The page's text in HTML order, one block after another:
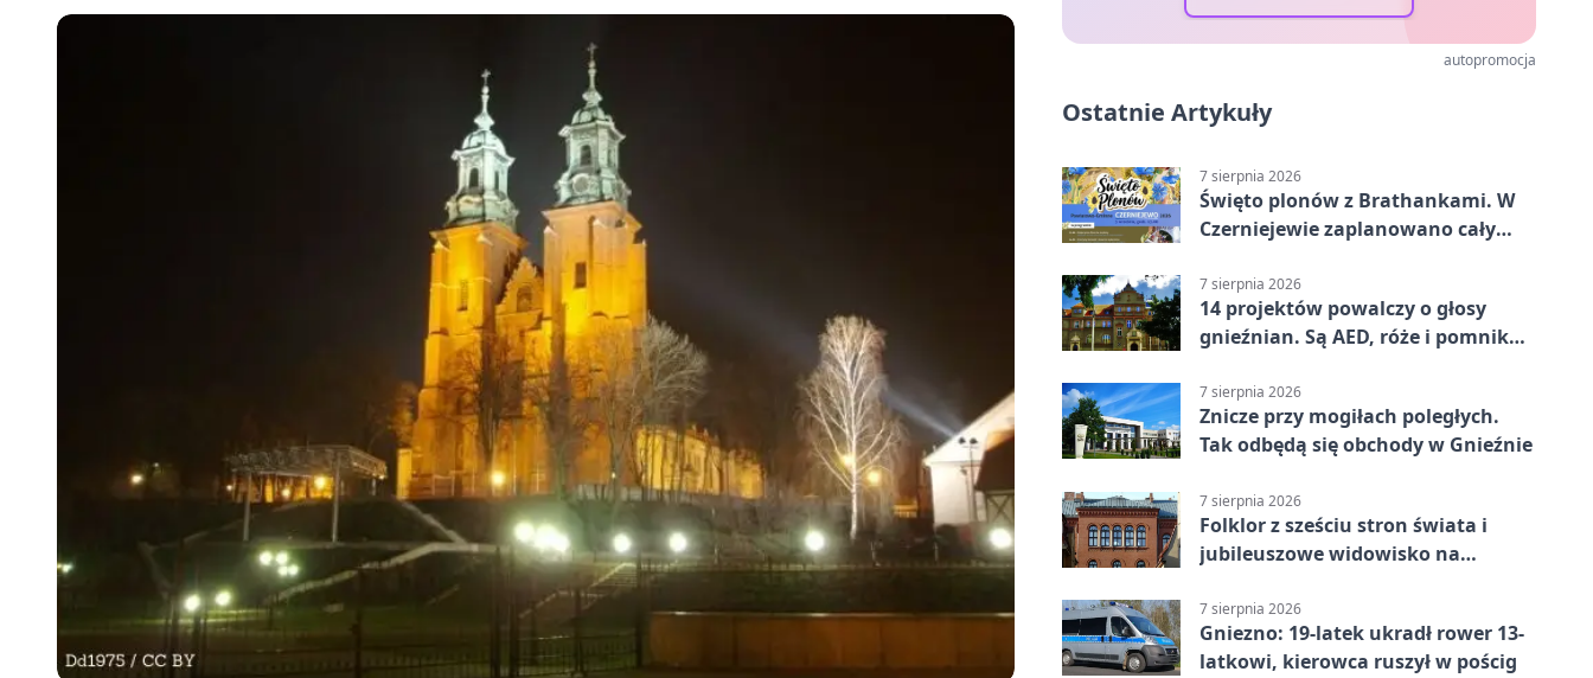
autopromocja
Ostatnie Artykuły
7 sierpnia 2026
Święto plonów z Brathankami. W
Czerniejewie zaplanowano cały
7 sierpnia 2026
14 projektów powalczy o głosy
gnieźnian. Są AED, róże i pomnik
7 sierpnia 2026
Znicze przy mogiłach poległych.
Tak odbędą się obchody w Gnieźnie
7 sierpnia 2026
Folklor z sześciu stron świata i
jubileuszowe widowisko na
7 sierpnia 2026
Gniezno: 19-latek ukradł rower 13-
latkowi, kierowca ruszył w pościg